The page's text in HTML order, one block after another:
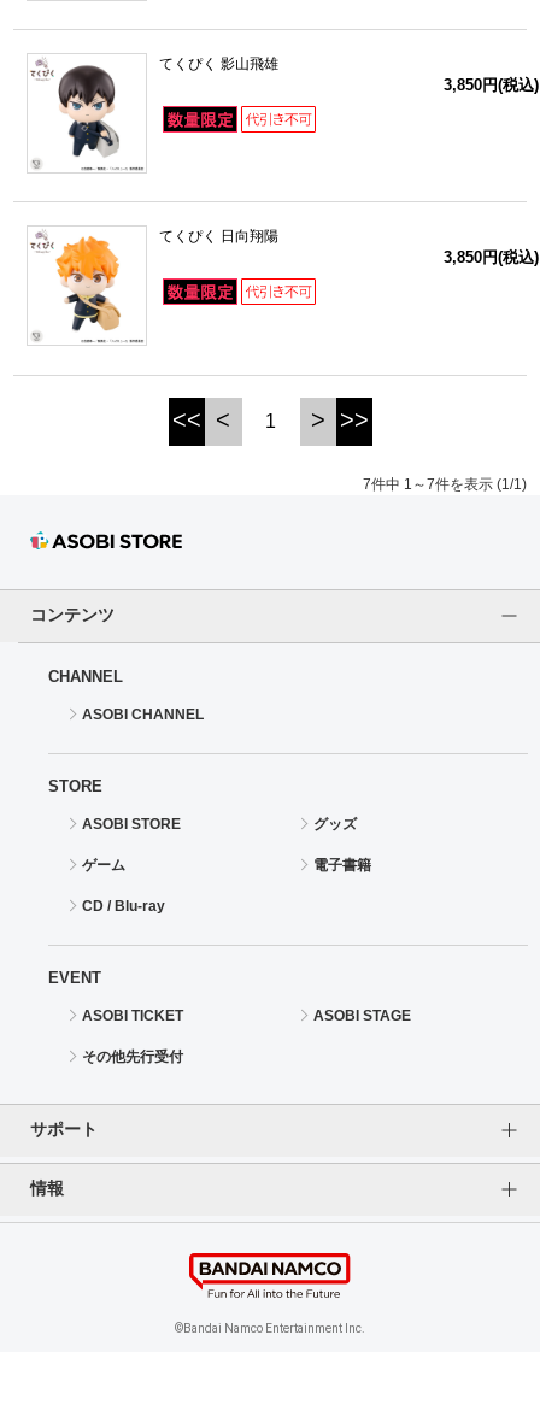
てくぴく 影山飛雄
3,850円(税込)
てくぴく 日向翔陽
3,850円(税込)
<< < 1 > >>
7件中 1～7件を表示 (1/1)
コンテンツ
CHANNEL
ASOBI CHANNEL
STORE
ASOBI STORE グッズ
ゲーム 電子書籍
CD / Blu-ray
EVENT
ASOBI TICKET ASOBI STAGE
その他先行受付
サポート
情報
特定商取引法に基づく表記 企業情報
©Bandai Namco Entertainment Inc.